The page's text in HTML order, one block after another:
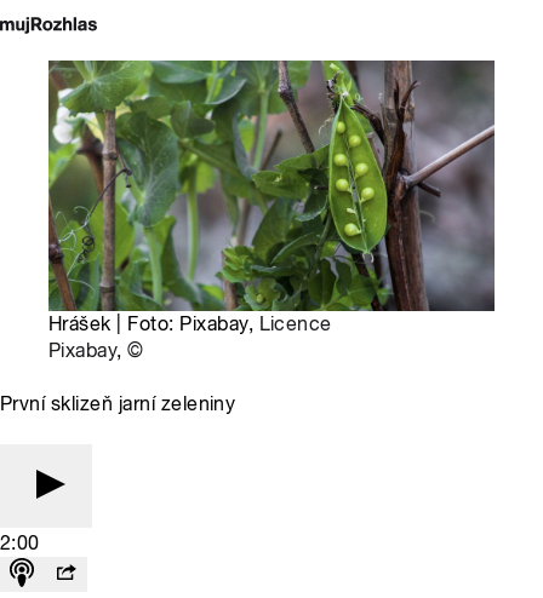
Hrášek | Foto: Pixabay, Licence
Pixabay,©
První sklizeň jarní zeleniny
2:00